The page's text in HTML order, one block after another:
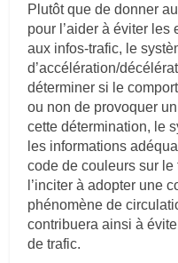
Plutôt que de donner
pour l’aider à éviter les
aux infos-trafic, le
d’accélération/
déterminer si le
ou non de provoquer
cette détermination, le
les informations
code de couleurs sur
l’inciter à adopter une
phénomène de
contribuera ainsi à
de trafic.